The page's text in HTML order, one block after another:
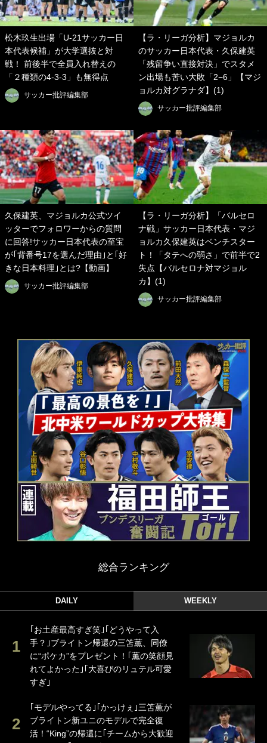
松木玖生出場「U-21サッカー日
本代表候補」が大学選抜と対
戦！ 前後半で全員入れ替えの
「２種類の4-3-3」も無得点
サッカー批評編集部
【ラ・リーガ分析】マジョルカ
のサッカー日本代表・久保建英
「残留争い直接対決」でスタメ
ン出場も苦い大敗「2−6」【マジ
ョルカ対グラナダ】(1)
サッカー批評編集部
久保建英、マジョルカ公式ツイ
ッターでフォロワーからの質問
に回答!サッカー日本代表の至宝
が｢背番号17を選んだ理由｣と｢好
きな日本料理｣とは?【動画】
サッカー批評編集部
【ラ・リーガ分析】「バルセロ
ナ戦」サッカー日本代表・マジ
ョルカ久保建英はベンチスター
ト！「タテへの弱さ」で前半で2
失点【バルセロナ対マジョル
カ】(1)
サッカー批評編集部
総合ランキング
DAILY WEEKLY
｢お土産最高すぎ笑｣｢どうやって入
手？｣ブライトン帰還の三笘薫、同僚
に“ポケカ”をプレゼント！｢薫の笑顔見
れてよかった｣｢大喜びのリュテル可愛
すぎ｣
｢モデルやってる｣｢かっけぇ｣三笘薫が
ブライトン新ユニのモデルで完全復
活！“King”の帰還に｢チームから大歓迎